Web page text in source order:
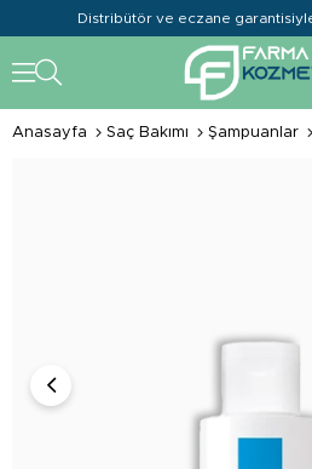
Distribütör ve eczane
Anasayfa Saç Bakımı Şampuanlar